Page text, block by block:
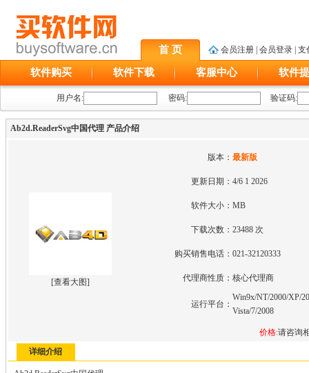
首 页 会员注册 会员登录 支
软件购买 软件下载 客服中心 软件
用户名: 密码: 验证码:
Ab2d.ReaderSvg中国代理 产品介绍
[查看大图]
版本：最新版
更新日期：4/6 1 2026
软件大小：MB
下载次数：23488 次
购买销售电话：021-32120333
代理商性质：核心代理商
运行平台：
Win9x/NT/2000/XP/
Vista/7/2008
价格:请咨
详细介绍